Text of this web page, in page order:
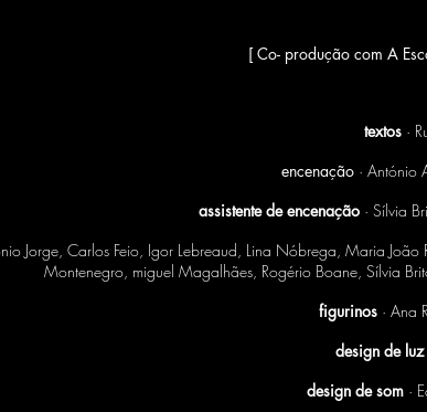
[ Co- produção com A
textos ·
encenação · António
assistente de encenação · Sílvia
Jorge, Carlos Feio, Igor Lebreaud, Lina Nóbrega, Maria
Montenegro, miguel Magalhães, Rogério Boane, Sílvia
figurinos · Ana
design de luz
design de som ·